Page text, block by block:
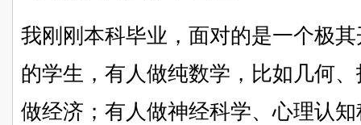
我刚刚本科毕业，面对的是一个极
的学生，有人做纯数学，比如几何
做经济；有人做神经科学、心理认